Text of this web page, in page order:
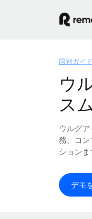
国別ガイド
ウ
ス
ウルグ
務、コ
ション
デモ